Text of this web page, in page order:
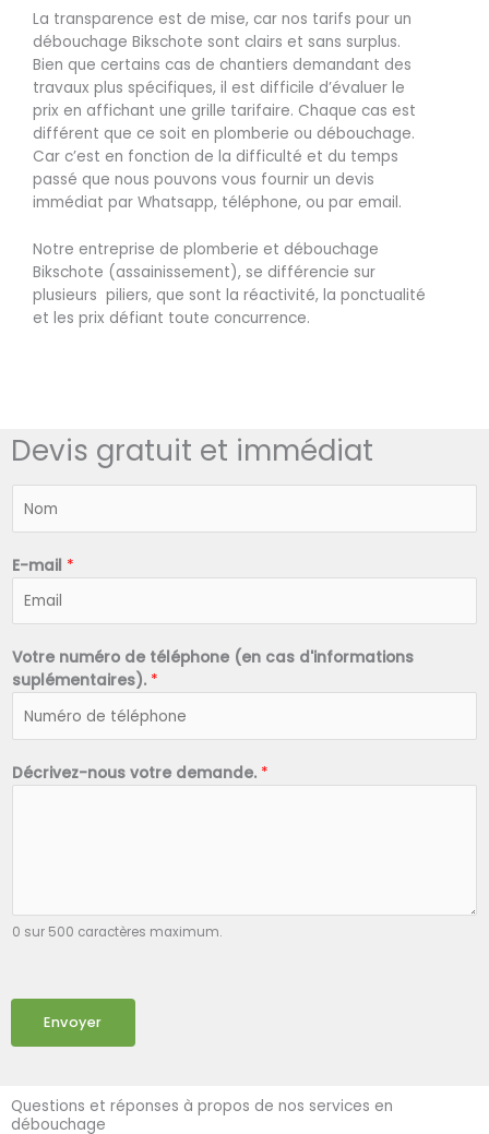
La transparence est de mise, car nos tarifs pour un
débouchage Bikschote sont clairs et sans surplus.
Bien que certains cas de chantiers demandant des
travaux plus spécifiques, il est difficile d’évaluer le
prix en affichant une grille tarifaire. Chaque cas est
différent que ce soit en plomberie ou débouchage.
Car c’est en fonction de la difficulté et du temps
passé que nous pouvons vous fournir un devis
immédiat par Whatsapp, téléphone, ou par email.
Notre entreprise de plomberie et débouchage
Bikschote (assainissement), se différencie sur
plusieurs piliers, que sont la réactivité, la ponctualité
et les prix défiant toute concurrence.
Devis gratuit et immédiat
*
E-mail *
Votre numéro de téléphone (en cas d'informations
suplémentaires). *
Décrivez-nous votre demande. *
0 sur 500 caractères maximum.
Envoyer
Questions et réponses à propos de nos services en
débouchage